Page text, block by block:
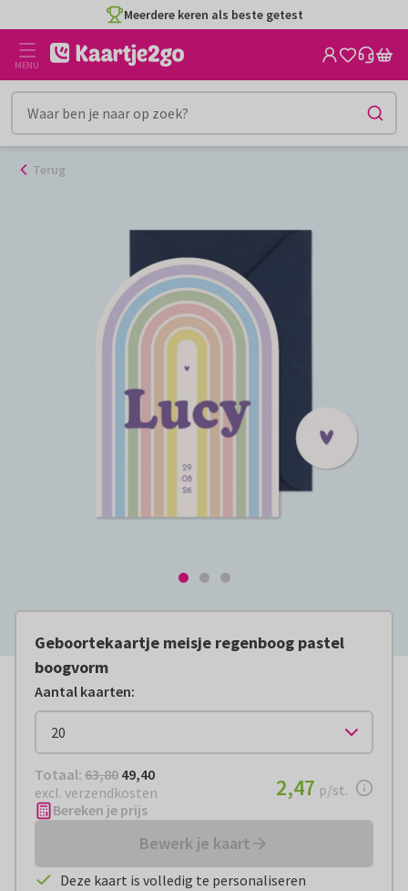
naar
inhoud
Meerdere keren als beste getest
MENU
Terug
Geboortekaartje meisje regenboog pastel
boogvorm
Aantal kaarten:
Totaal: € 49,40
Totaal: 63,80 49,40
excl. verzendkosten
€ 2,47per stuk
2,47 p/st.
Bereken je prijs
Bewerk je kaart
Deze kaart is volledig te personaliseren